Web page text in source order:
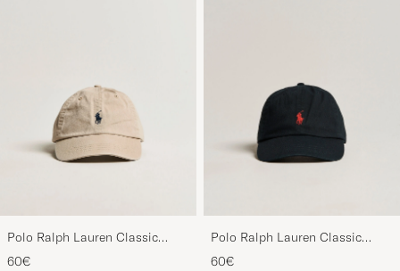
Polo Ralph Lauren Classic
Sports Cap Beige
60€
Polo Ralph Lauren Classic
Sports Cap Black
60€